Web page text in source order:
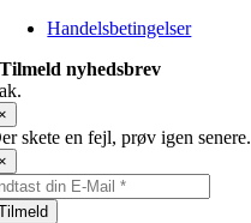
Handelsbetingelser
Tilmeld nyhedsbrev
skete en fejl, prøv igen senere.